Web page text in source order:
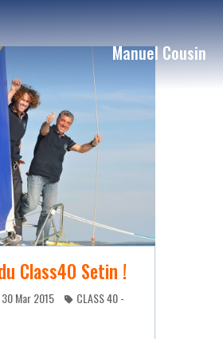
Manuel Cousin
Class40 Setin !
30 Mar 2015
CLASS 40 -